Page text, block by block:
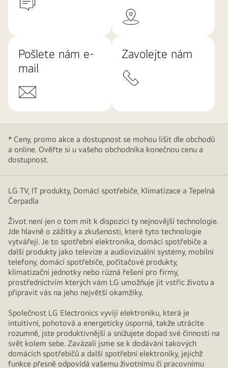
Pošlete nám e-
mail
Zavolejte nám
* Ceny, promo akce a dostupnost se mohou lišit dle obchodů
a online. Ověřte si u vašeho obchodníka konečnou cenu a
dostupnost.
LG TV, IT produkty, Domácí spotřebiče, Klimatizace a Tepelná
Čerpadla
Život není jen o tom mít k dispozici ty nejnovější technologie.
Jde hlavně o zážitky a zkušenosti, které tyto technologie
vytvářejí. Je to spotřební elektronika, domácí spotřebiče a
další produkty jako televize a audiovizuální systémy, mobilní
telefony, domácí spotřebiče, počítačové produkty,
klimatizační jednotky nebo různá řešení pro firmy,
prostřednictvím kterých vám LG umožňuje jít vstříc životu a
připravit vás na jeho největší okamžiky.
Společnost LG Electronics vyvíjí elektroniku, která je
intuitivní, pohotová a energeticky úsporná, takže utrácíte
rozumně, jste produktivnější a snižujete dopad své činnosti na
svět kolem sebe. Zavázali jsme se k dodávání takových
domácích spotřebičů a další spotřební elektroniky, jejichž
funkce přesně odpovídá vašemu životnímu či pracovnímu